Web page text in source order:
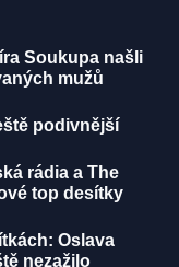
Soukupa našli
mužů
podivnější
rádia a The
top desítky
Oslava
nezažilo